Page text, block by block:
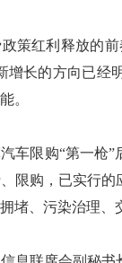
红利释放的前
增长的方向已经
。
限购“第一枪”
限购，已实行
堵、污染治理、